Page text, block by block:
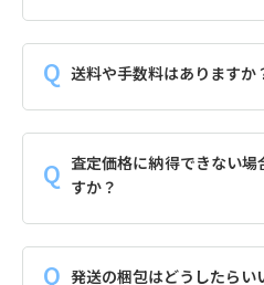
送料や手数料はありますか
査定価格に納得できない
すか？
発送の梱包はどうしたらい